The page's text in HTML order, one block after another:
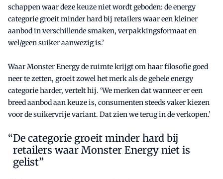
schappen waar deze keuze niet wordt geboden: de energy
categorie groeit minder hard bij retailers waar een kleiner
aanbod in verschillende smaken, verpakkingsformaat en
wel/geen suiker aanwezig is.’
Waar Monster Energy de ruimte krijgt om haar filosofie goed
neer te zetten, groeit zowel het merk als de gehele energy
categorie harder, vertelt hij. ‘We merken dat wanneer er een
breed aanbod aan keuze is, consumenten steeds vaker kiezen
voor de suikervrije variant. Dat zien we terug in de verkopen.’
De categorie groeit minder hard bij
retailers waar Monster Energy niet is
gelist”